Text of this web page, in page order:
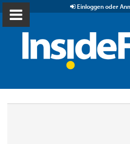
Einloggen oder